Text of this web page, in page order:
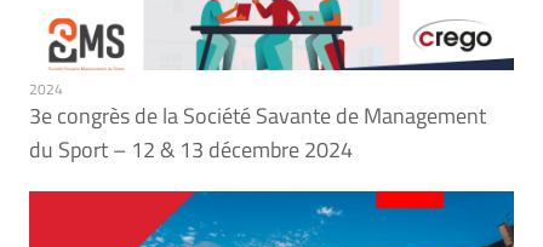
2024
3e congrès de la Société Savante de Management
du Sport – 12 & 13 décembre 2024